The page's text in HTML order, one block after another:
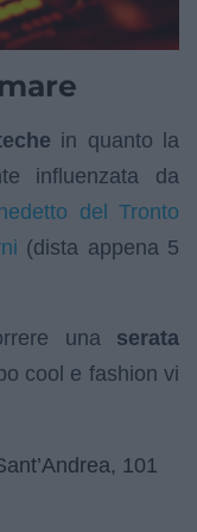
in quanto la
influenzata da
del Tronto
(dista appena 5
una serata
cool e fashion vi
101